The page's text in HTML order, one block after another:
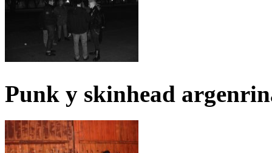
Punk y skinhead